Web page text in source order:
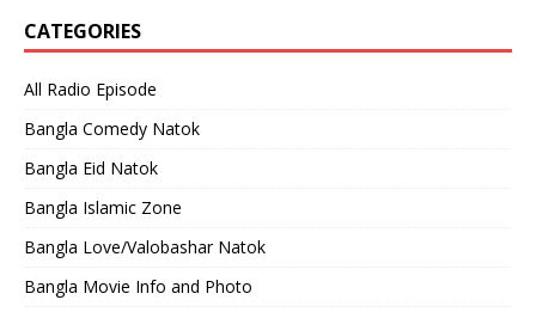
CATEGORIES
All Radio Episode
Bangla Comedy Natok
Bangla Eid Natok
Bangla Islamic Zone
Bangla Love/Valobashar Natok
Bangla Movie Info and Photo